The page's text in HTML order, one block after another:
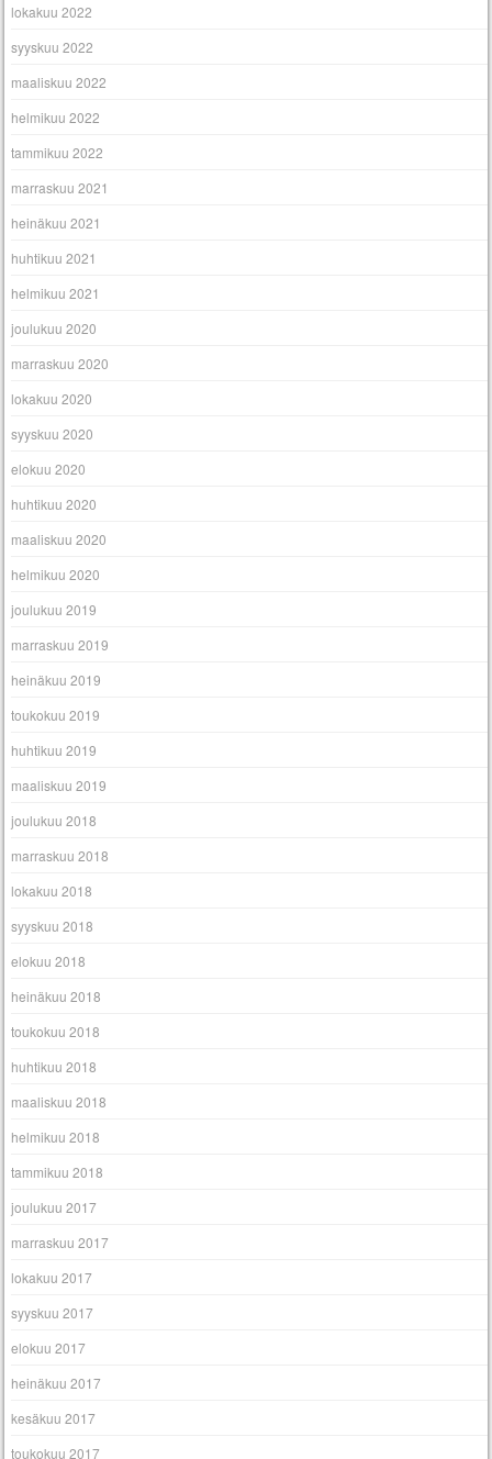
lokakuu 2022
syyskuu 2022
maaliskuu 2022
helmikuu 2022
tammikuu 2022
marraskuu 2021
heinäkuu 2021
huhtikuu 2021
helmikuu 2021
joulukuu 2020
marraskuu 2020
lokakuu 2020
syyskuu 2020
elokuu 2020
huhtikuu 2020
maaliskuu 2020
helmikuu 2020
joulukuu 2019
marraskuu 2019
heinäkuu 2019
toukokuu 2019
huhtikuu 2019
maaliskuu 2019
joulukuu 2018
marraskuu 2018
lokakuu 2018
syyskuu 2018
elokuu 2018
heinäkuu 2018
toukokuu 2018
huhtikuu 2018
maaliskuu 2018
helmikuu 2018
tammikuu 2018
joulukuu 2017
marraskuu 2017
lokakuu 2017
syyskuu 2017
elokuu 2017
heinäkuu 2017
kesäkuu 2017
toukokuu 2017